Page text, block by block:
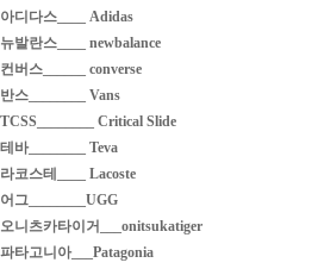
아디다스____ Adidas
뉴발란스____ newbalance
컨버스______ converse
반스________ Vans
TCSS________ Critical Slide
테바________ Teva
라코스테____ Lacoste
어그________UGG
오니츠카타이거___onitsukatiger
파타고니아___Patagonia